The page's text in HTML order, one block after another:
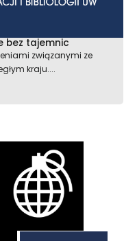
bez tajemnic
związanymi ze
kraju....